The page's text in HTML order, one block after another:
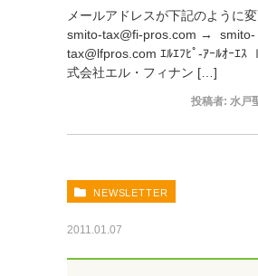
メールアドレスが下記のように
smito-tax@fi-pros.com → smito-
tax@lfpros.com ｴﾙｴﾌﾋﾟ-ｱｰﾙｵｰｴｽ
式会社エル・フィナン […]
投稿者: 水戸
NEWSLETTER
2011.01.07